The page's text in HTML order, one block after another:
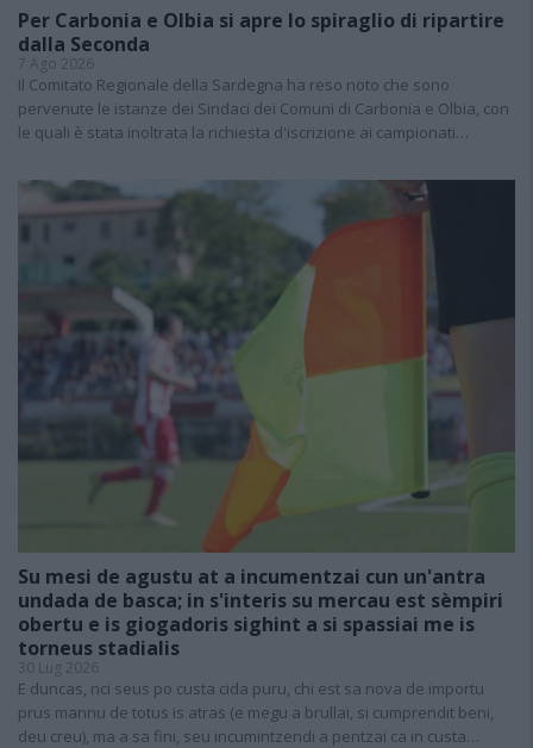
Per Carbonia e Olbia si apre lo spiraglio di ripartire
dalla Seconda
7 Ago 2026
Il Comitato Regionale della Sardegna ha reso noto che sono
pervenute le istanze dei Sindaci dei Comuni di Carbonia e Olbia, con
le quali è stata inoltrata la richiesta d'iscrizione ai campionati…
Su mesi de agustu at a incumentzai cun un'antra
undada de basca; in s'interis su mercau est sèmpiri
obertu e is giogadoris sighint a si spassiai me is
torneus stadialis
30 Lug 2026
E duncas, nci seus po custa cida puru, chi est sa nova de importu
prus mannu de totus is atras (e megu a brullai, si cumprendit beni,
deu creu), ma a sa fini, seu incumintzendi a pentzai ca in custa…